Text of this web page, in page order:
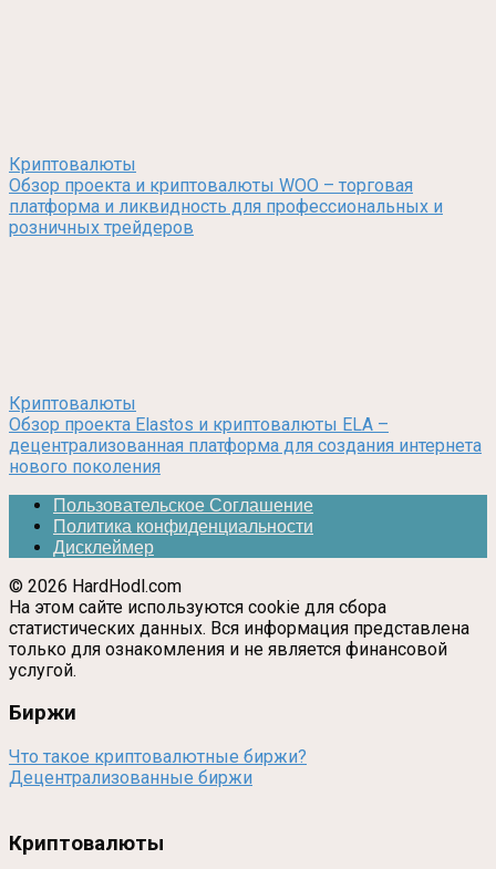
Криптовалюты
Обзор проекта и криптовалюты WOO – торговая
платформа и ликвидность для профессиональных и
розничных трейдеров
Криптовалюты
Обзор проекта Elastos и криптовалюты ELA –
децентрализованная платформа для создания интернета
нового поколения
Пользовательское Соглашение
Политика конфиденциальности
Дисклеймер
© 2026 HardHodl.com
На этом сайте используются cookie для сбора
статистических данных. Вся информация представлена
только для ознакомления и не является финансовой
услугой.
Биржи
Что такое криптовалютные биржи?
Децентрализованные биржи
Криптовалюты